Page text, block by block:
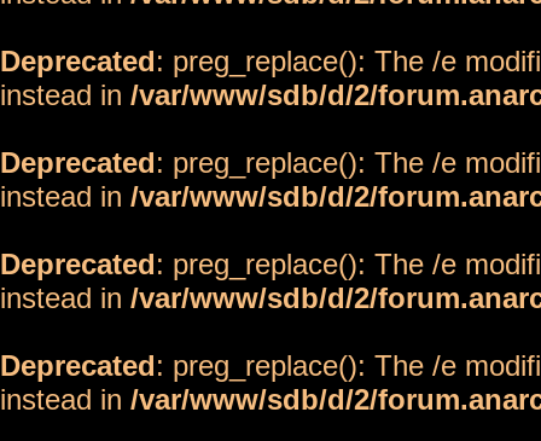
Deprecated: preg_replace(): The /e
instead in /var/www/sdb/d/2/
Deprecated: preg_replace(): The /e
instead in /var/www/sdb/d/2/
Deprecated: preg_replace(): The /e
instead in /var/www/sdb/d/2/
Deprecated: preg_replace(): The /e
instead in /var/www/sdb/d/2/